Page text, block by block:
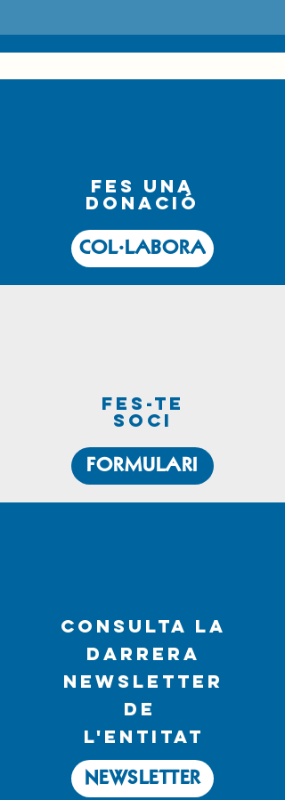
fes una
donació
COL·LABORA
fes-te
soci
FORMULARI
CONSULTA LA
DARRERA
NEWSLETTER
DE
L'ENTITAT
NEWSLETTER